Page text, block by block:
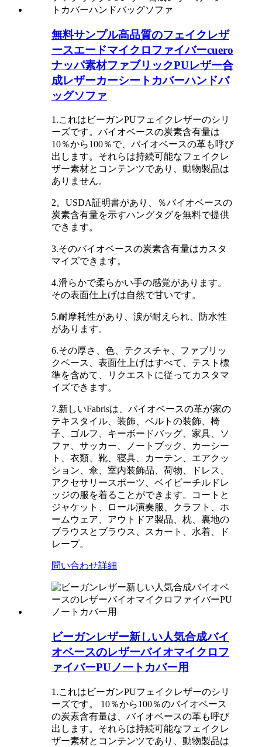
無料サンプル高品質のフェイクレザ
ースエードマイクロファイバーcuero
ナッパ素材ファブリックPUレザー合
成レザーカーシートカバーハンドバ
ッグソファ
1.これはビーガンPUフェイクレザーのシリ
ーズです。バイオベースの炭素含有量は
10％から100％で、バイオベースの革も呼び
出します。それらは持続可能なフェイクレ
ザー素材とコンテンツであり、動物製品は
ありません。
2。USDA証明書があり、％バイオベースの
炭素含有量を示すハングタグを無料で提供
できます。
3.そのバイオベースの炭素含有量はカスタ
マイズできます。
4.滑らかで柔らかい手の感覚があります。
その表面仕上げは自然で甘いです。
5.耐摩耗性があり、涙が耐えられ、防水性
があります。
6.その厚さ、色、テクスチャ、ファブリッ
クベース、表面仕上げはすべて、テスト標
準を含めて、リクエストに従ってカスタマ
イズできます。
7.新しいFabrisは、バイオベースの革が家の
テキスタイル、装飾、ベルトの装飾、椅
子、ゴルフ、キーボードバッグ、家具、ソ
ファ、サッカー、ノートブック、カーシー
ト、衣類、靴、寝具、カーテン、エアクッ
ション、傘、室内装飾品、荷物、ドレス、
アクセサリースポーツ、ベイビーチルドレ
ッジの服を着ることができます。コートと
ジャケット、ロール演奏服、クラフト、ホ
ームウェア、アウトドア製品、枕、裏地の
ブラウスとブラウス、スカート、水着、ド
レープ。
問い合わせ詳細
ビーガンレザー新しい人気合成バイ
オベースのレザーバイオマイクロフ
ァイバーPUノートカバー用
1.これはビーガンPUフェイクレザーのシリ
ーズです。 10％から100％のバイオベース
の炭素含有量は、バイオベースの革も呼び
出します。それらは持続可能なフェイクレ
ザー素材とコンテンツであり、動物製品は